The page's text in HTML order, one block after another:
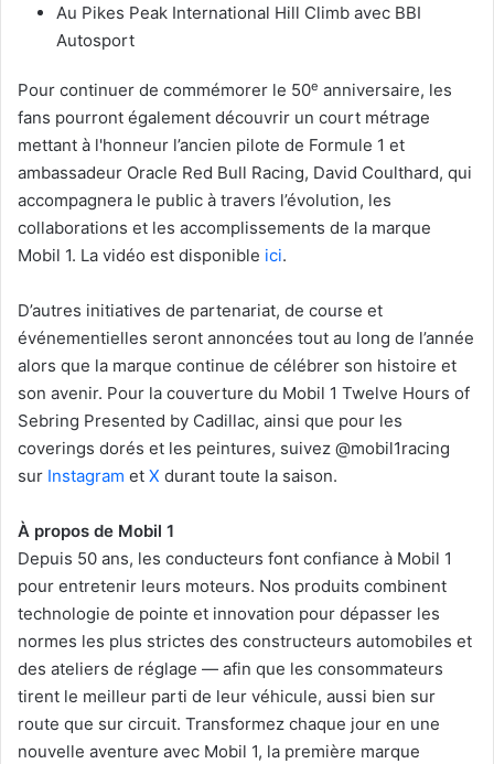
Au Pikes Peak International Hill Climb avec BBI
Autosport
Pour continuer de commémorer le 50e anniversaire, les
fans pourront également découvrir un court métrage
mettant à l'honneur l’ancien pilote de Formule 1 et
ambassadeur Oracle Red Bull Racing, David Coulthard, qui
accompagnera le public à travers l’évolution, les
collaborations et les accomplissements de la marque
Mobil 1. La vidéo est disponible ici.
D’autres initiatives de partenariat, de course et
événementielles seront annoncées tout au long de l’année
alors que la marque continue de célébrer son histoire et
son avenir. Pour la couverture du Mobil 1 Twelve Hours of
Sebring Presented by Cadillac, ainsi que pour les
coverings dorés et les peintures, suivez @mobil1racing
sur Instagram et X durant toute la saison.
À propos de Mobil 1
Depuis 50 ans, les conducteurs font confiance à Mobil 1
pour entretenir leurs moteurs. Nos produits combinent
technologie de pointe et innovation pour dépasser les
normes les plus strictes des constructeurs automobiles et
des ateliers de réglage — afin que les consommateurs
tirent le meilleur parti de leur véhicule, aussi bien sur
route que sur circuit. Transformez chaque jour en une
nouvelle aventure avec Mobil 1, la première marque